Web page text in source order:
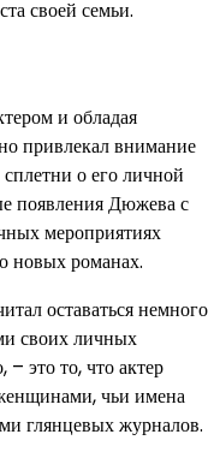
своей семьи.
и обладая
привлекал внимание
о его личной
появления Дюжева с
мероприятиях
новых романах.
оставаться немного
своих личных
это то, что актер
чьи имена
глянцевых журналов.